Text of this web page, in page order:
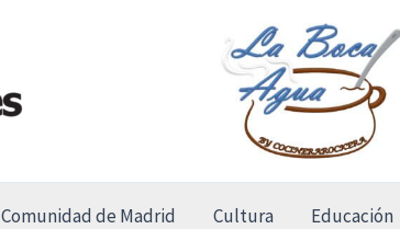
Comunidad de Madrid Cultura Educación